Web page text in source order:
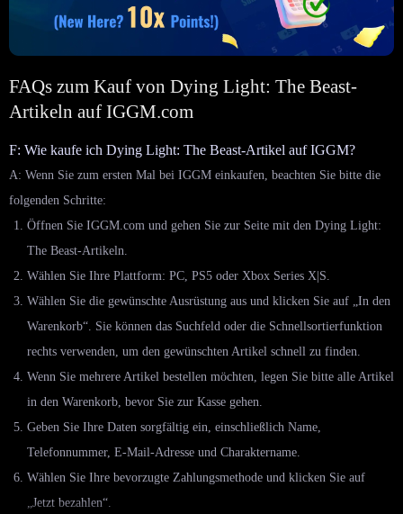
FAQs zum Kauf von Dying Light: The Beast-
Artikeln auf IGGM.com
F: Wie kaufe ich Dying Light: The Beast-Artikel auf IGGM?
A: Wenn Sie zum ersten Mal bei IGGM einkaufen, beachten Sie bitte die
folgenden Schritte:
Öffnen Sie IGGM.com und gehen Sie zur Seite mit den Dying Light:
The Beast-Artikeln.
Wählen Sie Ihre Plattform: PC, PS5 oder Xbox Series X|S.
Wählen Sie die gewünschte Ausrüstung aus und klicken Sie auf „In den
Warenkorb“. Sie können das Suchfeld oder die Schnellsortierfunktion
rechts verwenden, um den gewünschten Artikel schnell zu finden.
Wenn Sie mehrere Artikel bestellen möchten, legen Sie bitte alle Artikel
in den Warenkorb, bevor Sie zur Kasse gehen.
Geben Sie Ihre Daten sorgfältig ein, einschließlich Name,
Telefonnummer, E-Mail-Adresse und Charaktername.
Wählen Sie Ihre bevorzugte Zahlungsmethode und klicken Sie auf
„Jetzt bezahlen“.